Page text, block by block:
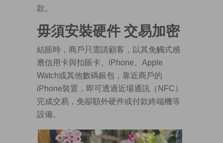
款。
毋須安裝硬件 交易加密
結賬時，商戶只需請顧客，以其免觸式感
應信用卡與扣賬卡、iPhone、Apple
Watch或其他數碼銀包，靠近商戶的
iPhone裝置，即可透過近場通訊（NFC）
完成交易，免卻額外硬件或付款終端機等
設備。